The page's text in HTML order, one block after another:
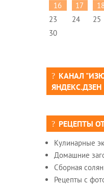
16
17 18
23
24 25
30
КАНАЛ
ЯНДЕКС.ДЗЕН
РЕЦЕПТЫ
Кулинарные
Домашние
Сборная
Рецепты c